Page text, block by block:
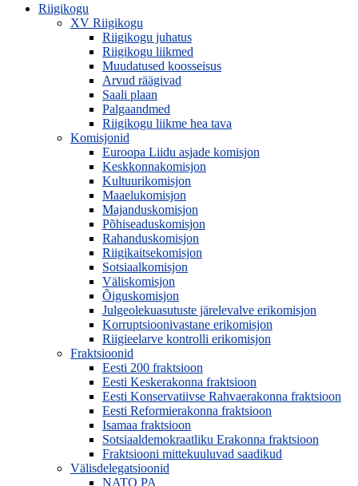
Riigikogu
XV Riigikogu
Riigikogu juhatus
Riigikogu liikmed
Muudatused koosseisus
Arvud räägivad
Saali plaan
Palgaandmed
Riigikogu liikme hea tava
Komisjonid
Euroopa Liidu asjade komisjon
Keskkonnakomisjon
Kultuurikomisjon
Maaelukomisjon
Majanduskomisjon
Põhiseaduskomisjon
Rahanduskomisjon
Riigikaitsekomisjon
Sotsiaalkomisjon
Väliskomisjon
Õiguskomisjon
Julgeolekuasutuste järelevalve erikomisjon
Korruptsioonivastane erikomisjon
Riigieelarve kontrolli erikomisjon
Fraktsioonid
Eesti 200 fraktsioon
Eesti Keskerakonna fraktsioon
Eesti Konservatiivse Rahvaerakonna fraktsioon
Eesti Reformierakonna fraktsioon
Isamaa fraktsioon
Sotsiaaldemokraatliku Erakonna fraktsioon
Fraktsiooni mittekuuluvad saadikud
Välisdelegatsioonid
NATO PA